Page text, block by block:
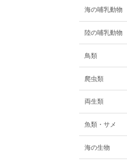
海の哺乳動物
陸の哺乳動物
鳥類
爬虫類
両生類
魚類・サメ
海の生物